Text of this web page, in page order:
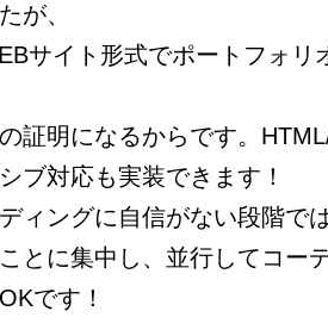
が、
サイト形式でポートフォリ
証明になるからです。
ブ対応も実装できます！
ィングに自信がない段階で
とに集中し、並行してコー
です！